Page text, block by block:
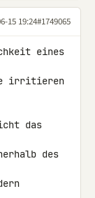
15 19:24#1749065
eines
irritieren
das
des